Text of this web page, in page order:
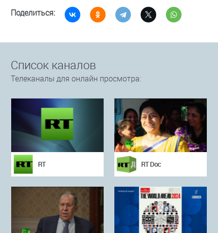
Поделиться:
Список каналов
Телеканалы для онлайн просмотра:
RT RT Doc